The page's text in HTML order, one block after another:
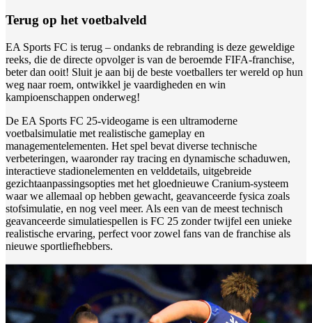
Terug op het voetbalveld
EA Sports FC is terug – ondanks de rebranding is deze geweldige
reeks, die de directe opvolger is van de beroemde FIFA-franchise,
beter dan ooit! Sluit je aan bij de beste voetballers ter wereld op hun
weg naar roem, ontwikkel je vaardigheden en win
kampioenschappen onderweg!
De EA Sports FC 25-videogame is een ultramoderne
voetbalsimulatie met realistische gameplay en
managementelementen. Het spel bevat diverse technische
verbeteringen, waaronder ray tracing en dynamische schaduwen,
interactieve stadionelementen en velddetails, uitgebreide
gezichtaanpassingsopties met het gloednieuwe Cranium-systeem
waar we allemaal op hebben gewacht, geavanceerde fysica zoals
stofsimulatie, en nog veel meer. Als een van de meest technisch
geavanceerde simulatiespellen is FC 25 zonder twijfel een unieke
realistische ervaring, perfect voor zowel fans van de franchise als
nieuwe sportliefhebbers.